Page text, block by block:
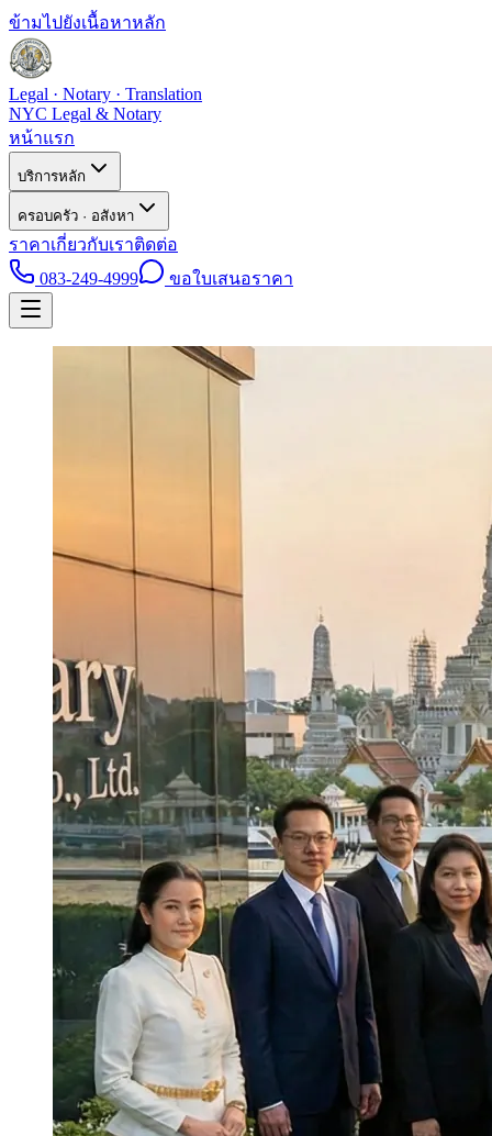
ข้ามไปยังเนื้อหาหลัก
Legal · Notary · Translation
NYC Legal & Notary
หน้าแรก
บริการหลัก
ครอบครัว · อสังหา
ราคาเกี่ยวกับเราติดต่อ
083-249-4999
ขอใบเสนอราคา